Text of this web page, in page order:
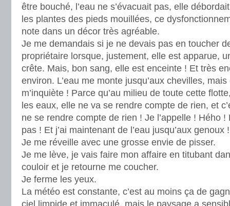
être bouché, l’eau ne s’évacuait pas, elle
les plantes des pieds mouillées, ce
note dans un décor très agréable.
Je me demandais si je ne devais pas en toucher
propriétaire lorsque, justement, elle est apparue,
crête. Mais, bon sang, elle est enceinte ! Et très
environ. L’eau me monte jusqu’aux chevilles,
m’inquiète ! Parce qu’au milieu de toute cette
les eaux, elle ne va se rendre compte de rien, et
ne se rendre compte de rien ! Je l’appelle ! Hého !
pas ! Et j’ai maintenant de l’eau jusqu’aux genoux !
Je me réveille avec une grosse envie de pisser.
Je me lève, je vais faire mon affaire en titubant
couloir et je retourne me coucher.
Je ferme les yeux.
La météo est constante, c’est au moins ça de
ciel limpide et immaculé, mais le paysage a